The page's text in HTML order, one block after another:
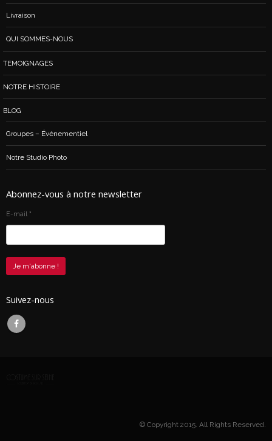
Livraison
QUI SOMMES-NOUS
TEMOIGNAGES
NOTRE HISTOIRE
BLOG
Groupes – Événementiel
Notre Studio Photo
Abonnez-vous à notre newsletter
E-mail *
Suivez-nous
© Copyright 2015. All Rights Reserved.